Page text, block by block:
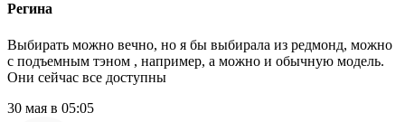
Регина
Выбирать можно вечно, но я бы выбирала из редмонд, можно
с подъемным тэном , например, а можно и обычную модель.
Они сейчас все доступны
30 мая в 05:05